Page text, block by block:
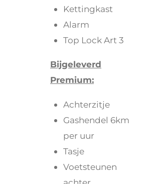
Kettingkast
Alarm
Top Lock Art 3
Bijgeleverd
Premium:
Achterzitje
Gashendel 6km
per uur
Tasje
Voetsteunen